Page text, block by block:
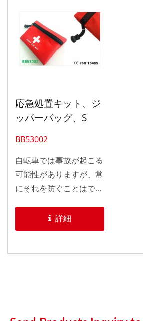
応急処置キット、ジ
ッパーバッグ、S
BB53002
自転車では事故が起こる
可能性がありますが、常
にそれを防ぐことはでき
まな方法でそれに備える
手助けができます。適切
詳細